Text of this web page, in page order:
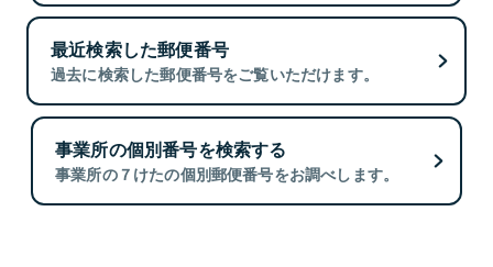
最近検索した郵便番号
過去に検索した郵便番号をご覧いただけます。
事業所の個別番号を検索する
事業所の７けたの個別郵便番号をお調べします。